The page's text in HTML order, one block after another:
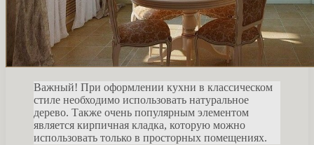
Важный! При оформлении кухни в классическом
стиле необходимо использовать натуральное
дерево. Также очень популярным элементом
является кирпичная кладка, которую можно
использовать только в просторных помещениях.